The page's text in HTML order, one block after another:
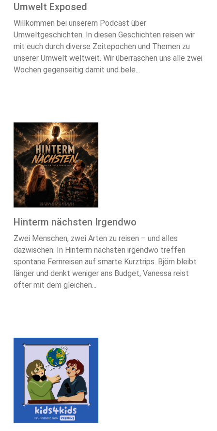
Umwelt Exposed
Willkommen bei unserem Podcast über
Umweltgeschichten. In diesen Geschichten reisen wir
mit euch durch diverse Zeitepochen und Themen zu
unserer Umwelt weltweit. Wir überraschen uns alle zwei
Wochen gegenseitig damit und bele...
Hinterm nächsten Irgendwo
Zwei Menschen, zwei Arten zu reisen – und alles
dazwischen. In Hinterm nächsten irgendwo treffen
spontane Fernreisen auf smarte Kurztrips. Björn bleibt
länger und denkt weniger ans Budget, Vanessa reist
öfter mit dem gleichen...